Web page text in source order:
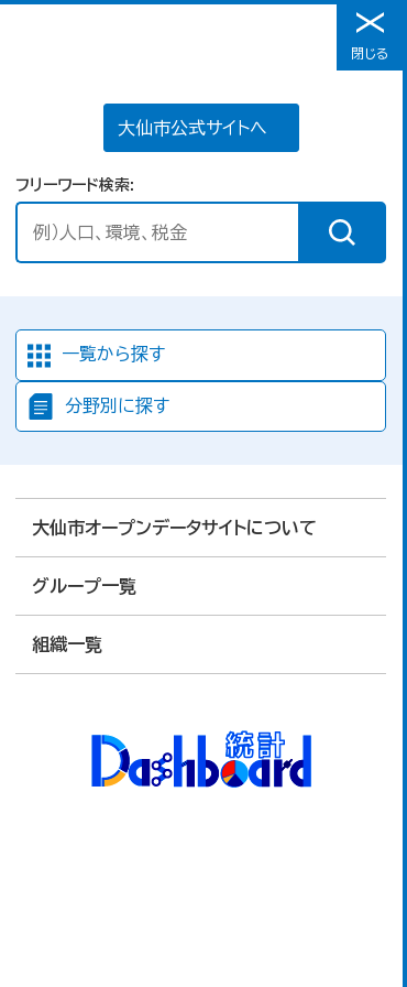
メニュー
大仙市公式サイトへ
フリーワード検索
一覧から探す
分野別に探す
大仙市オープンデータサイトについて
グループ一覧
組織一覧
閉じる